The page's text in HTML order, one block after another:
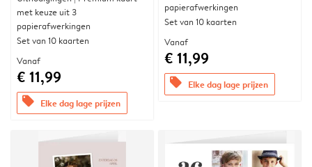
met keuze uit 3
papierafwerkingen
Set van 10 kaarten
Vanaf
€ 11,99
offers Elke dag lage prijzen
papierafwerkingen
Set van 10 kaarten
Vanaf
€ 11,99
offers Elke dag lage prijzen